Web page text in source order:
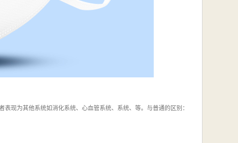
现为其他系统如消化系统、心血管系统、系统、等。与普通的区别：